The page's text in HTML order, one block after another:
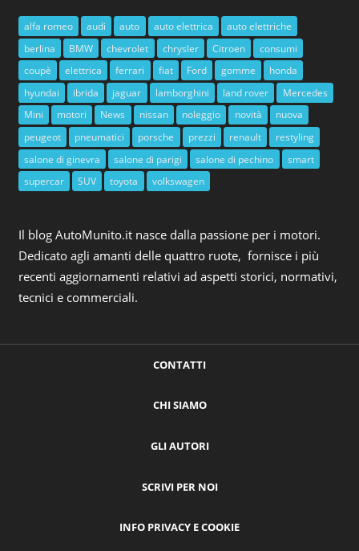
alfa romeo audi auto auto elettrica
auto elettriche
berlina
BMW chevrolet chrysler Citroen
consumi
coupè
elettrica ferrari fiat Ford gomme
honda
hyundai
ibrida jaguar lamborghini land rover
Mercedes
Mini
motori News nissan noleggio novità
nuova
peugeot
pneumatici porsche prezzi renault
restyling
salone di ginevra
salone di parigi salone di pechino
smart
supercar
SUV toyota volkswagen
Il blog AutoMunito.it nasce dalla passione per i motori.
Dedicato agli amanti delle quattro ruote, fornisce i più
recenti aggiornamenti relativi ad aspetti storici, normativi,
tecnici e commerciali.
CONTATTI
CHI SIAMO
GLI AUTORI
SCRIVI PER NOI
INFO PRIVACY E COOKIE